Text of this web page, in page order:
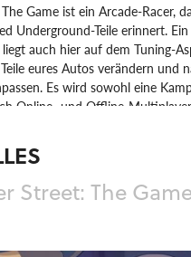
Game ist ein Arcade-Racer,
Underground-Teile erinnert.
auch hier auf dem Tuning-
eures Autos verändern und
Es wird sowohl eine
Online- und Offline-
Street: The